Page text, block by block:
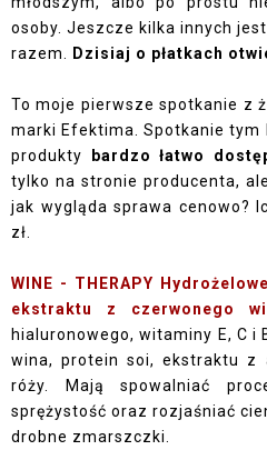
osoby. Jeszcze kilka innych
razem.
Dzisiaj o płatkach
To moje pierwsze spotkanie z
marki Efektima. Spotkanie tym
produkty
bardzo łatwo
tylko na stronie producenta,
jak wygląda sprawa cenowo?
zł.
WINE - THERAPY
ekstraktu z czerwonego
hialuronowego, witaminy E, C
wina, protein soi, ekstraktu z
róży. Mają spowalniać
sprężystość oraz rozjaśniać
drobne zmarszczki.